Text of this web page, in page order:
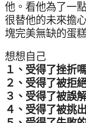
他。看他為了一
很替他的未來擔
塊完美無缺的蛋
想想自己
１、受得了挫折
２、受得了被拒
３、受得了被誤
４、受得了被挑